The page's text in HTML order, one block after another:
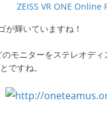
ZEISS VR ONE Online
が輝いていますね！
モニターをステレオデ
ですね。